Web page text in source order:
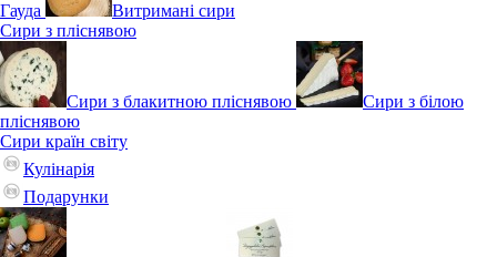
Гауда
Витримані сири
Сири з пліснявою
Сири з блакитною пліснявою
Сири з білою
пліснявою
Сири країн світу
Кулінарія
Подарунки